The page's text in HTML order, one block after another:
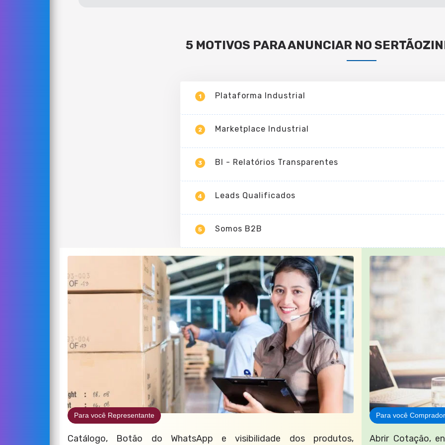
5 MOTIVOS PARA ANUNCIAR NO
1 Plataforma Industrial
2 Marketplace Industrial
3 BI - Relatórios Transparentes
4 Leads Qualificados
5 Somos B2B
Para você Representante
Catálogo, Botão do WhatsApp e visibilidade dos produtos,
Para você Comprador
Abrir Cotação,